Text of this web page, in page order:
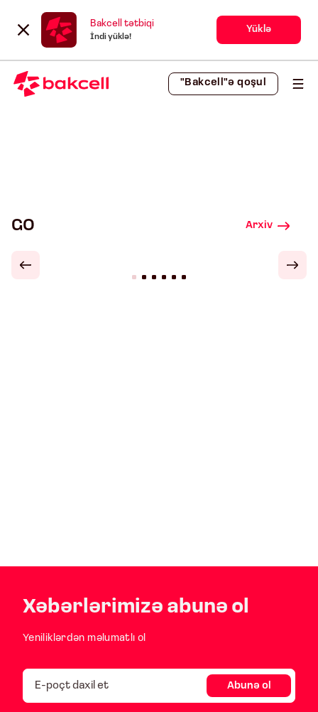
Bakcell tətbiqi
İndi yüklə!
Yüklə
"Bakcell"ə qoşul
GO Arxiv
Xəbərlərimizə abunə ol
Yeniliklərdən məlumatlı ol
Abunə ol